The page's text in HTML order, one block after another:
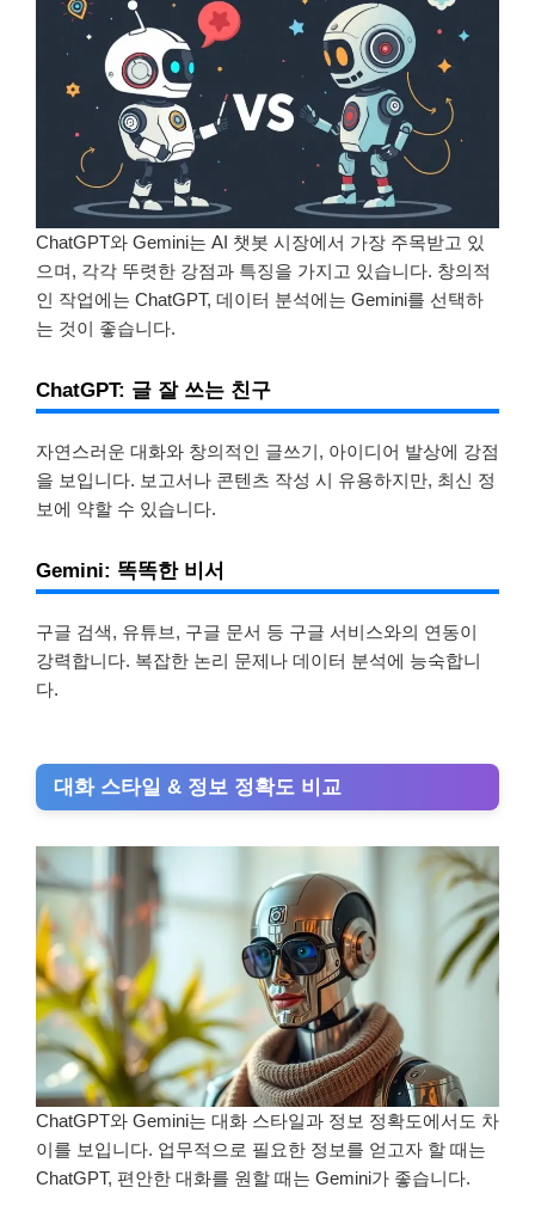
ChatGPT와 Gemini는 AI 챗봇 시장에서 가장 주목받고 있
으며, 각각 뚜렷한 강점과 특징을 가지고 있습니다. 창의적
인 작업에는 ChatGPT, 데이터 분석에는 Gemini를 선택하
는 것이 좋습니다.
ChatGPT: 글 잘 쓰는 친구
자연스러운 대화와 창의적인 글쓰기, 아이디어 발상에 강점
을 보입니다. 보고서나 콘텐츠 작성 시 유용하지만, 최신 정
보에 약할 수 있습니다.
Gemini: 똑똑한 비서
구글 검색, 유튜브, 구글 문서 등 구글 서비스와의 연동이
강력합니다. 복잡한 논리 문제나 데이터 분석에 능숙합니
다.
대화 스타일 & 정보 정확도 비교
ChatGPT와 Gemini는 대화 스타일과 정보 정확도에서도 차
이를 보입니다. 업무적으로 필요한 정보를 얻고자 할 때는
ChatGPT, 편안한 대화를 원할 때는 Gemini가 좋습니다.